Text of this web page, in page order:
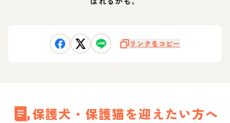
リンクをコピー
保護犬・保護猫を迎えたい方へ